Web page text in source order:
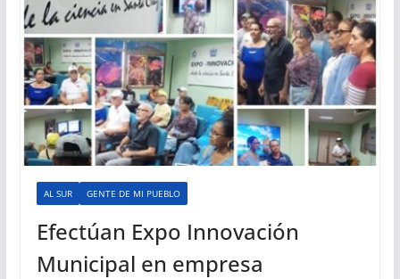
AL SUR GENTE DE MI PUEBLO
Efectúan Expo Innovación
Municipal en empresa